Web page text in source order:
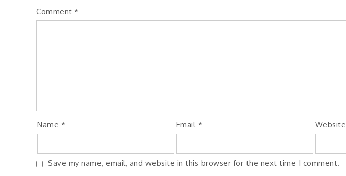
Comment *
Name * Email * Website
Save my name, email, and website in this browser for the next time I comment.